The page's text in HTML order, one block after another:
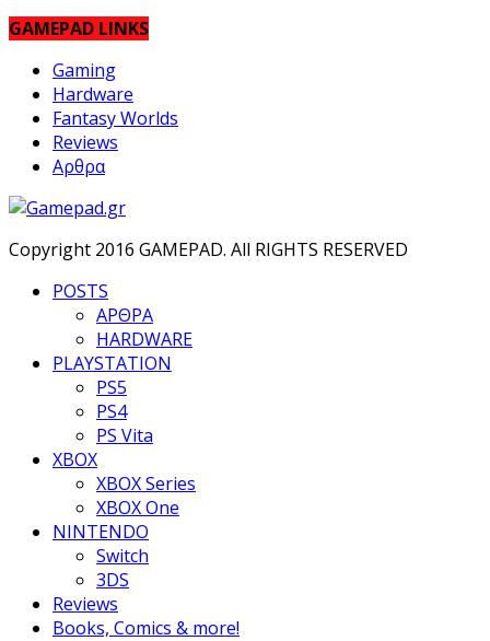
GAMEPAD LINKS
Gaming
Hardware
Fantasy Worlds
Reviews
Αρθρα
Copyright 2016 GAMEPAD. All RIGHTS RESERVED
POSTS
ΑΡΘΡΑ
HARDWARE
PLAYSTATION
PS5
PS4
PS Vita
XBOX
XBOX Series
XBOX One
NINTENDO
Switch
3DS
Reviews
Books, Comics & more!